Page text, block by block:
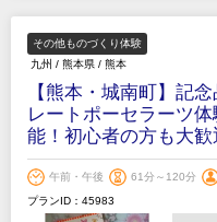
その他ものづくり体験
九州 / 熊本県 / 熊本
【熊本・城南町】記
レートポーセラーツ
能！初心者の方も大歓
午前・午後 61分～120分
プランID：45983